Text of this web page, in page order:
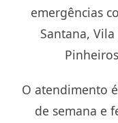
emergências
Santana,
O atendimento
de semana e